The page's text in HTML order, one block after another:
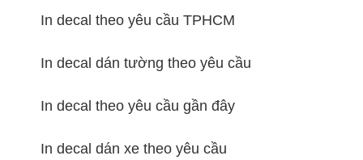
In decal theo yêu cầu TPHCM
In decal dán tường theo yêu cầu
In decal theo yêu cầu gần đây
In decal dán xe theo yêu cầu